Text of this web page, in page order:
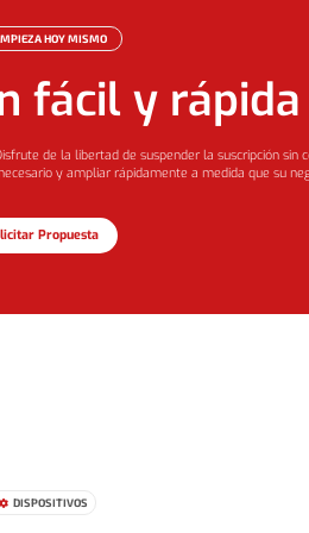
HOY MISMO
fácil y rápida
de la libertad de suspender la suscripción sin
y ampliar rápidamente a medida que su
Propuesta
 DISPOSITIVOS